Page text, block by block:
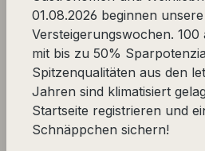
Trockene
Willkommen in unserer
"Trockene Weißweine", in der
lagerfähige Weißweine
komplett vergoren
01.08.2026 beginnen unsere
Versteigerungswochen. 100
mit bis zu 50%
Spitzenqualitäten aus den
Jahren sind klimatisiert
Startseite registrieren und
Schnäppchen sichern!